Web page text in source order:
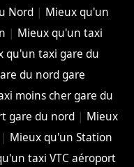
Nord | Mieux qu'un
| Mieux qu'un taxi
qu'un taxi gare du
du nord gare
moins cher gare du
gare du nord| Mieux
| Mieux qu'un Station
taxi VTC aéroport